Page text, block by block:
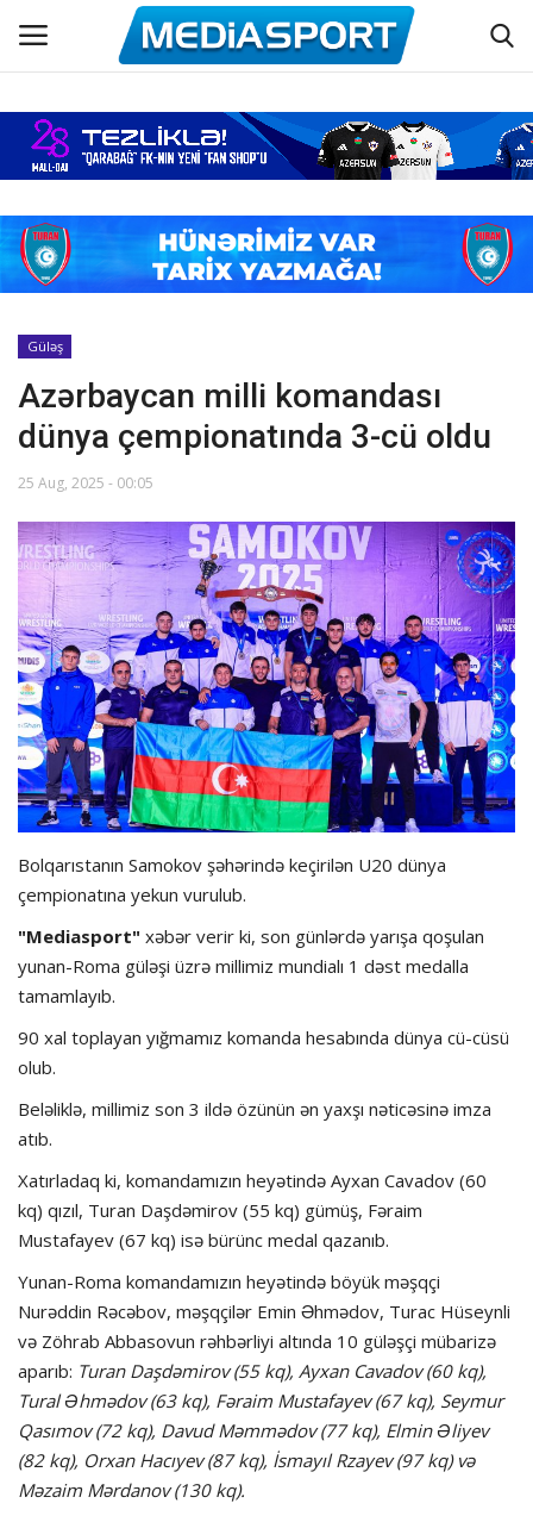
Əsas
Azərbaycan futbolu
Maraqlı
Əlaqə
Haqqımızda
Dünya futbolu
Hadisə
Olimpiada
Layihə
Formula 1
İdman növləri
Güləş
Azərbaycan milli komandası
dünya çempionatında 3-cü oldu
25 Aug, 2025 - 00:05
Bolqarıstanın Samokov şəhərində keçirilən U20 dünya
çempionatına yekun vurulub.
"Mediasport" xəbər verir ki, son günlərdə yarışa qoşulan
yunan-Roma güləşi üzrə millimiz mundialı 1 dəst medalla
tamamlayıb.
90 xal toplayan yığmamız komanda hesabında dünya cü-cüsü
olub.
Beləliklə, millimiz son 3 ildə özünün ən yaxşı nəticəsinə imza
atıb.
Xatırladaq ki, komandamızın heyətində Ayxan Cavadov (60
kq) qızıl, Turan Daşdəmirov (55 kq) gümüş, Fəraim
Mustafayev (67 kq) isə bürünc medal qazanıb.
Yunan-Roma komandamızın heyətində böyük məşqçi
Nurəddin Rəcəbov, məşqçilər Emin Əhmədov, Turac Hüseynli
və Zöhrab Abbasovun rəhbərliyi altında 10 güləşçi mübarizə
aparıb: Turan Daşdəmirov (55 kq), Ayxan Cavadov (60 kq),
Tural Əhmədov (63 kq), Fəraim Mustafayev (67 kq), Seymur
Qasımov (72 kq), Davud Məmmədov (77 kq), Elmin Əliyev
(82 kq), Orxan Hacıyev (87 kq), İsmayıl Rzayev (97 kq) və
Məzaim Mərdanov (130 kq).